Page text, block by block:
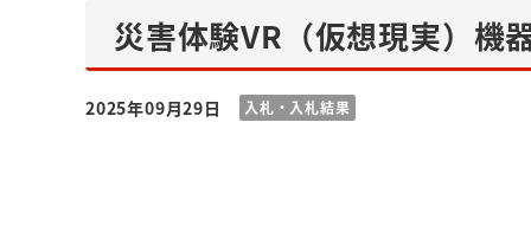
災害体験VR（仮想現実）機
2025年09月29日 入札・入札結果